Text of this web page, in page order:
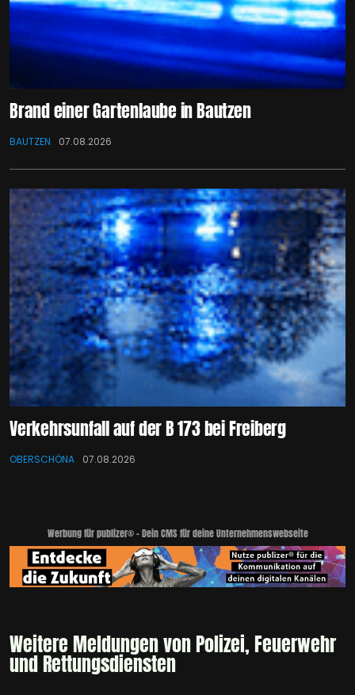
Brand einer Gartenlaube in Bautzen
BAUTZEN 07.08.2026
Verkehrsunfall auf der B 173 bei Freiberg
OBERSCHÖNA 07.08.2026
Werbung für publizer® - Dein CMS für deine Unternehmenswebseite
Weitere Meldungen von Polizei, Feuerwehr
und Rettungsdiensten